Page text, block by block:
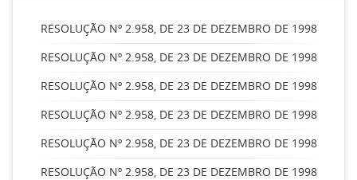
RESOLUÇÃO Nº 2.958, DE 23 DE DEZEMBRO DE 1998
RESOLUÇÃO Nº 2.958, DE 23 DE DEZEMBRO DE 1998
RESOLUÇÃO Nº 2.958, DE 23 DE DEZEMBRO DE 1998
RESOLUÇÃO Nº 2.958, DE 23 DE DEZEMBRO DE 1998
RESOLUÇÃO Nº 2.958, DE 23 DE DEZEMBRO DE 1998
RESOLUÇÃO Nº 2.958, DE 23 DE DEZEMBRO DE 1998